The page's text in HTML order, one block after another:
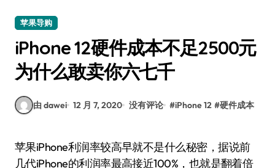
苹果导购
iPhone 12硬件成本不足2500元
为什么敢卖你六七千
由 dawei 12 月 7, 2020 没有评论 #iPhone 12 #硬件成本
苹果iPhone利润率较高早就不是什么秘密，据说前
几代iPhone的利润率最高接近100%，也就是翻着倍